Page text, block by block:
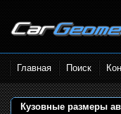
Размеры кузова
Контрольные точки и
размеры. Геометрия
Главная Поиск
Кузовные размеры